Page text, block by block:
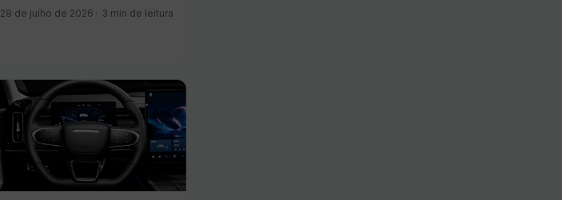
equipadas com o motor 1.0 turbo. A
28 de julho de 2026 3 min de leitura